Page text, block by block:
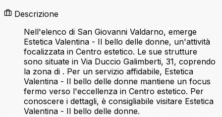
Descrizione
Nell'elenco di San Giovanni Valdarno, emerge
Estetica Valentina - Il bello delle donne, un'attività
focalizzata in Centro estetico. Le sue strutture
sono situate in Via Duccio Galimberti, 31, coprendo
la zona di . Per un servizio affidabile, Estetica
Valentina - Il bello delle donne mantiene un focus
fermo verso l'eccellenza in Centro estetico. Per
conoscere i dettagli, è consigliabile visitare Estetica
Valentina - Il bello delle donne.